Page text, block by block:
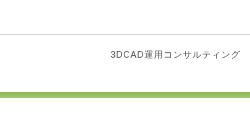
3DCAD運用コンサルティング